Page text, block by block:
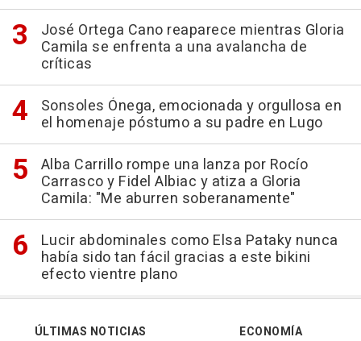
José Ortega Cano reaparece mientras Gloria
Camila se enfrenta a una avalancha de
críticas
Sonsoles Ónega, emocionada y orgullosa en
el homenaje póstumo a su padre en Lugo
Alba Carrillo rompe una lanza por Rocío
Carrasco y Fidel Albiac y atiza a Gloria
Camila: "Me aburren soberanamente"
Lucir abdominales como Elsa Pataky nunca
había sido tan fácil gracias a este bikini
efecto vientre plano
ÚLTIMAS NOTICIAS
ECONOMÍA